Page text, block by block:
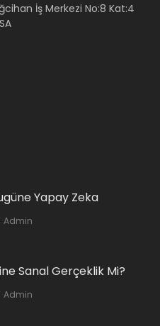
İş Merkezi No:8 Kat:4
Yapay Zeka
Admin
Sanal Gerçeklik Mi?
Admin